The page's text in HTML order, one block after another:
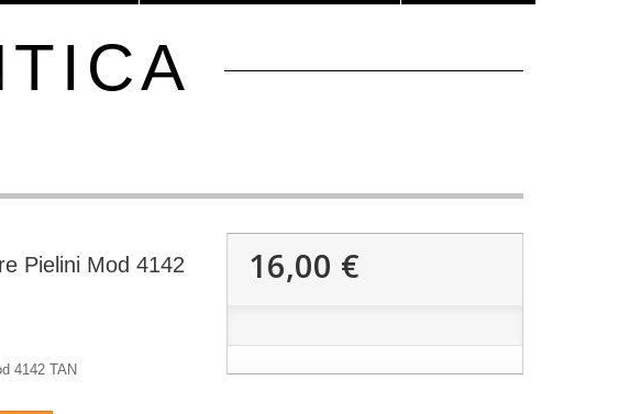
Pielini Mod 4142
4142 TAN
16,00 €